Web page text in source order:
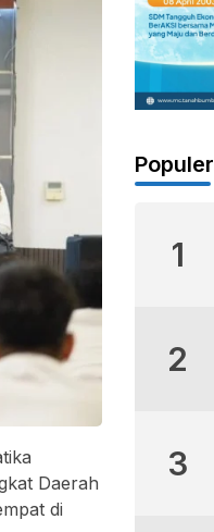
Daerah
di
Populer
1
2
3